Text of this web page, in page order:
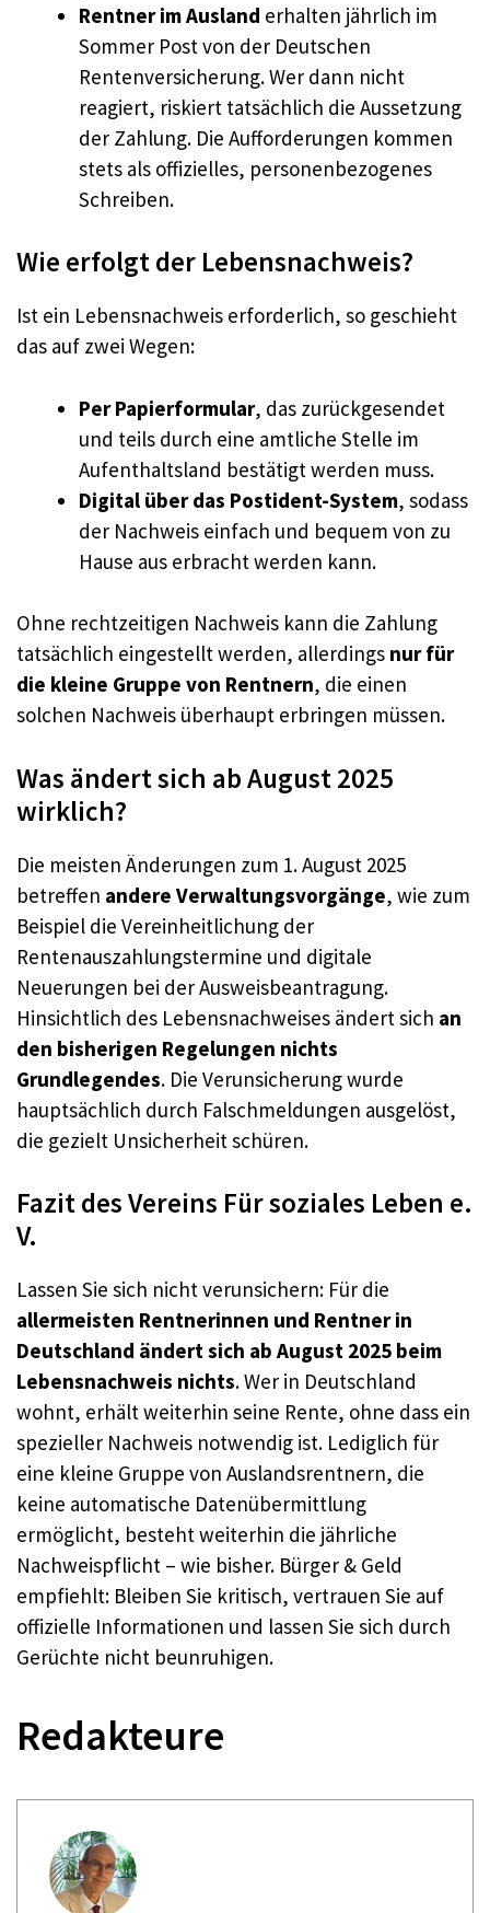
Rentner im Ausland erhalten jährlich im
Sommer Post von der Deutschen
Rentenversicherung. Wer dann nicht
reagiert, riskiert tatsächlich die Aussetzung
der Zahlung. Die Aufforderungen kommen
stets als offizielles, personenbezogenes
Schreiben.
Wie erfolgt der Lebensnachweis?
Ist ein Lebensnachweis erforderlich, so geschieht
das auf zwei Wegen:
Per Papierformular, das zurückgesendet
und teils durch eine amtliche Stelle im
Aufenthaltsland bestätigt werden muss.
Digital über das Postident-System, sodass
der Nachweis einfach und bequem von zu
Hause aus erbracht werden kann.
Ohne rechtzeitigen Nachweis kann die Zahlung
tatsächlich eingestellt werden, allerdings nur für
die kleine Gruppe von Rentnern, die einen
solchen Nachweis überhaupt erbringen müssen.
Was ändert sich ab August 2025
wirklich?
Die meisten Änderungen zum 1. August 2025
betreffen andere Verwaltungsvorgänge, wie zum
Beispiel die Vereinheitlichung der
Rentenauszahlungstermine und digitale
Neuerungen bei der Ausweisbeantragung.
Hinsichtlich des Lebensnachweises ändert sich an
den bisherigen Regelungen nichts
Grundlegendes. Die Verunsicherung wurde
hauptsächlich durch Falschmeldungen ausgelöst,
die gezielt Unsicherheit schüren.
Fazit des Vereins Für soziales Leben e.
V.
Lassen Sie sich nicht verunsichern: Für die
allermeisten Rentnerinnen und Rentner in
Deutschland ändert sich ab August 2025 beim
Lebensnachweis nichts. Wer in Deutschland
wohnt, erhält weiterhin seine Rente, ohne dass ein
spezieller Nachweis notwendig ist. Lediglich für
eine kleine Gruppe von Auslandsrentnern, die
keine automatische Datenübermittlung
ermöglicht, besteht weiterhin die jährliche
Nachweispflicht – wie bisher. Bürger & Geld
empfiehlt: Bleiben Sie kritisch, vertrauen Sie auf
offizielle Informationen und lassen Sie sich durch
Gerüchte nicht beunruhigen.
Redakteure